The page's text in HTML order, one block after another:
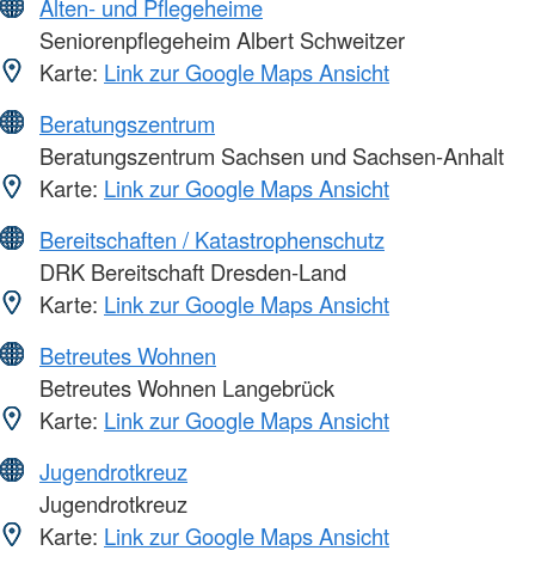
Alten- und Pflegeheime
Seniorenpflegeheim Albert Schweitzer
Karte: Link zur Google Maps Ansicht
Beratungszentrum
Beratungszentrum Sachsen und Sachsen-Anhalt
Karte: Link zur Google Maps Ansicht
Bereitschaften / Katastrophenschutz
DRK Bereitschaft Dresden-Land
Karte: Link zur Google Maps Ansicht
Betreutes Wohnen
Betreutes Wohnen Langebrück
Karte: Link zur Google Maps Ansicht
Jugendrotkreuz
Jugendrotkreuz
Karte: Link zur Google Maps Ansicht